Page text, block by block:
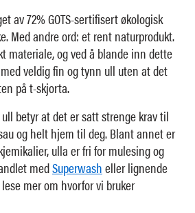
av 72% GOTS-sertifisert økologisk
Med andre ord: et rent naturprodukt.
materiale, og ved å blande inn dette
veldig fin og tynn ull uten at det
på t-skjorta.
betyr at det er satt strenge krav til
og helt hjem til deg. Blant annet er
ulla er fri for mulesing og
medSuperwasheller lignende
mer om hvorfor vi bruker